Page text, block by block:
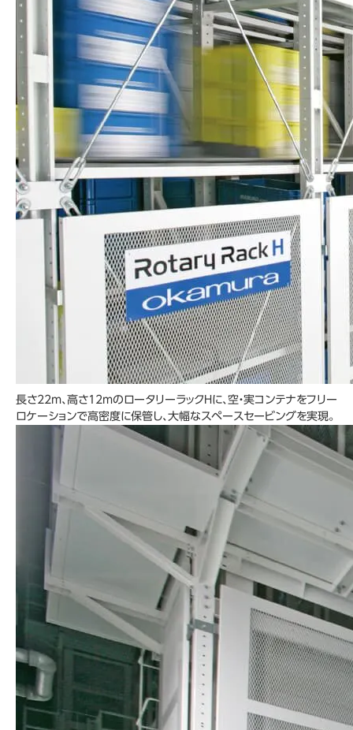
長さ22m､高さ12mのロータリーラックHに、空・実コンテナをフリー
ロケーションで高密度に保管し、大幅なスペースセービングを実現。